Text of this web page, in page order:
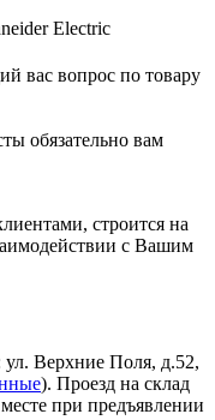
Electric
вас вопрос по товару
обязательно вам
строится на
с Вашим
ул. Верхние Поля, д.52,
). Проезд на склад
при предъявлении